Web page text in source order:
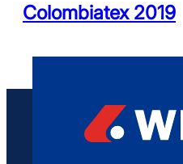
Colombiatex 2019